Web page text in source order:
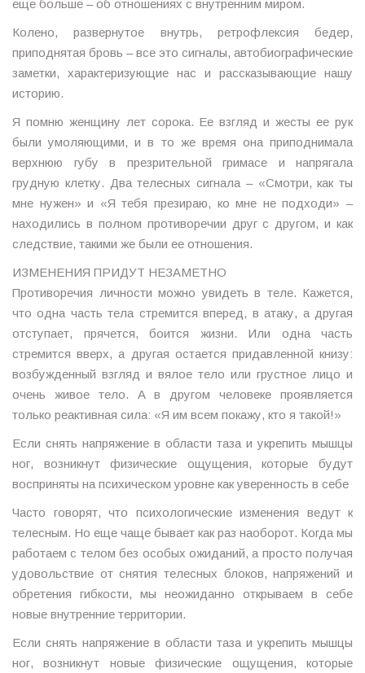
еще больше – об отношениях с внутренним миром.
Колено, развернутое внутрь, ретрофлексия бедер,
приподнятая бровь – все это сигналы, автобиографические
заметки, характеризующие нас и рассказывающие нашу
историю.
Я помню женщину лет сорока. Ее взгляд и жесты ее рук
были умоляющими, и в то же время она приподнимала
верхнюю губу в презрительной гримасе и напрягала
грудную клетку. Два телесных сигнала – «Смотри, как ты
мне нужен» и «Я тебя презираю, ко мне не подходи» –
находились в полном противоречии друг с другом, и как
следствие, такими же были ее отношения.
ИЗМЕНЕНИЯ ПРИДУТ НЕЗАМЕТНО
Противоречия личности можно увидеть в теле. Кажется,
что одна часть тела стремится вперед, в атаку, а другая
отступает, прячется, боится жизни. Или одна часть
стремится вверх, а другая остается придавленной книзу:
возбужденный взгляд и вялое тело или грустное лицо и
очень живое тело. А в другом человеке проявляется
только реактивная сила: «Я им всем покажу, кто я такой!»
Если снять напряжение в области таза и укрепить мышцы
ног, возникнут физические ощущения, которые будут
восприняты на психическом уровне как уверенность в себе
Часто говорят, что психологические изменения ведут к
телесным. Но еще чаще бывает как раз наоборот. Когда мы
работаем с телом без особых ожиданий, а просто получая
удовольствие от снятия телесных блоков, напряжений и
обретения гибкости, мы неожиданно открываем в себе
новые внутренние территории.
Если снять напряжение в области таза и укрепить мышцы
ног, возникнут новые физические ощущения, которые